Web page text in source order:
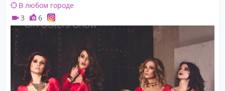
В любом городе
3
6